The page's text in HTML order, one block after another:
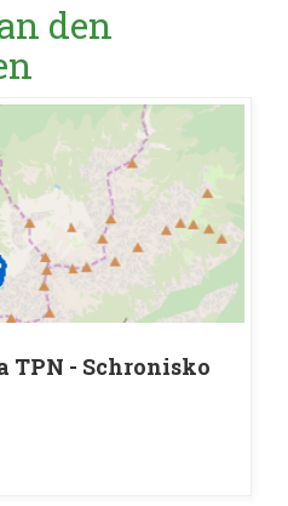
den
TPN - Schronisko